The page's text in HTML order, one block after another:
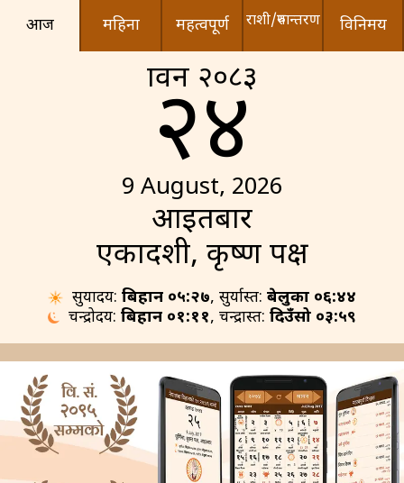
आज महिना महत्वपूर्ण राशी/रुपान्तरण विनिमय
श्रावन २०८३
२४
9 August, 2026
आइतबार
एकादशी, कृष्ण पक्ष
सुर्योदय:बिहान ०५:२७, सुर्यास्त:बेलुका ०६:४४
चन्द्रोदय:बिहान ०१:११, चन्द्रास्त:दिउँसो ०३:५९